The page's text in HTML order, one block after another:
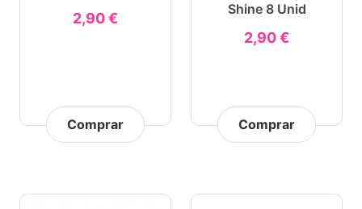
2,90 €
Comprar
Shine 8 Unid
2,90 €
Comprar